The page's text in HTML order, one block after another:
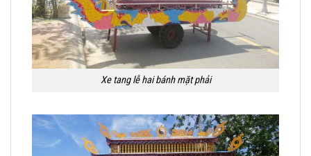
Xe tang lễ hai bánh mặt phải